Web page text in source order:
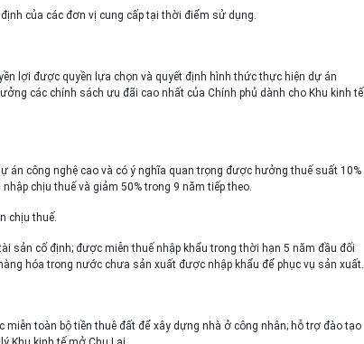
của các đơn vị cung cấp tại thời điểm sử dụng.
lợi được quyền lựa chọn và quyết định hình thức thực hiện dự án
các chính sách ưu đãi cao nhất của Chính phủ dành cho Khu kinh tế
án công nghệ cao và có ý nghĩa quan trọng được hưởng thuế suất 10%
chịu thuế và giảm 50% trong 9 năm tiếp theo.
chịu thuế.
sản cố định; được miễn thuế nhập khẩu trong thời hạn 5 năm đầu đối
hóa trong nước chưa sản xuất được nhập khẩu để phục vụ sản xuất.
toàn bộ tiền thuê đất để xây dựng nhà ở công nhân; hỗ trợ đào tạo